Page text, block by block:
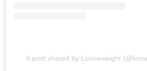
A post shared by Looseweight